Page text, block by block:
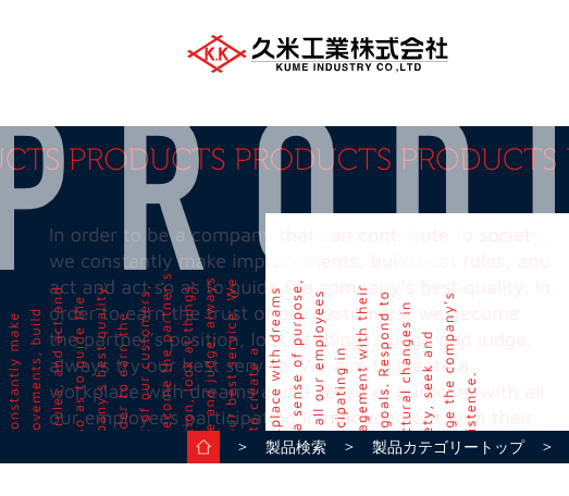
＞ 製品検索 ＞ 製品カテゴリートップ＞